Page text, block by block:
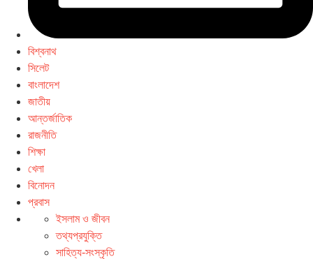
বিশ্বনাথ
সিলেট
বাংলাদেশ
জাতীয়
আন্তর্জাতিক
রাজনীতি
শিক্ষা
খেলা
বিনোদন
প্রবাস
ইসলাম ও জীবন
তথ্যপ্রযুক্তি
সাহিত্য-সংস্কৃতি